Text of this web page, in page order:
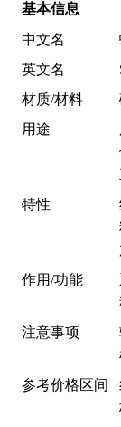
基本信息
中文名
英文名
材质/材料
用途
特性
作用/功能
注意事项
参考价格区间